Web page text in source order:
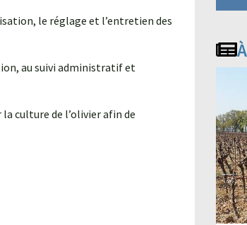
le réglage et l’entretien des
au suivi administratif et
culture de l’olivier afin de